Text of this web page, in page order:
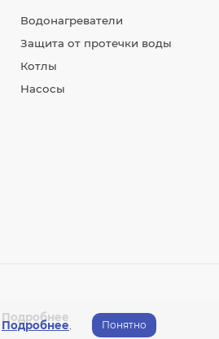
Подробнее. Понятно
Водонагреватели
Защита от протечки воды
Котлы
Насосы
Подробнее